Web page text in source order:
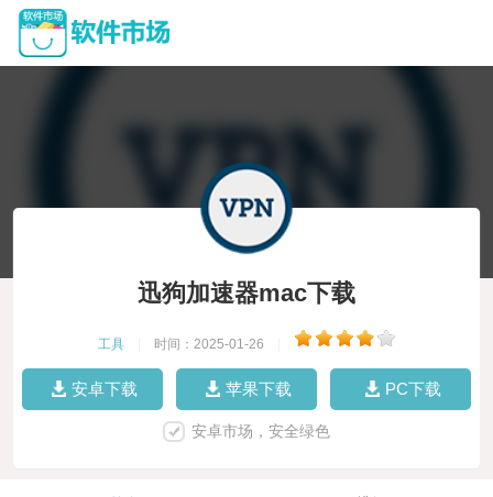
迅狗加速器mac下载
工具 时间：2025-01-26
安卓下载 苹果下载 PC下载
安卓市场，安全绿色